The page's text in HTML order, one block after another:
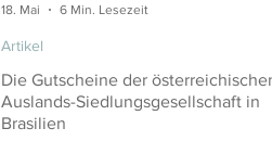
18. Mai
6 Min. Lesezeit
Artikel
Die Gutscheine der
Auslands-Siedlungsgesellschaft in
Brasilien